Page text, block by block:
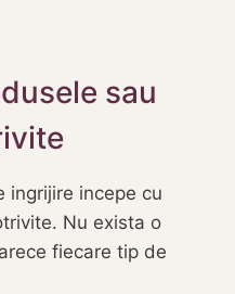
sau
ingrijire incepe cu
Nu exista o
fiecare tip de